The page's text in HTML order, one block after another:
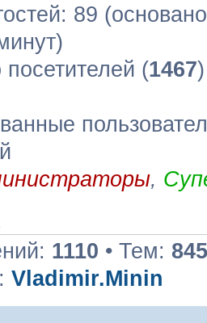
89
(1467
,
1110 • Тем: 845
Vladimir.Minin